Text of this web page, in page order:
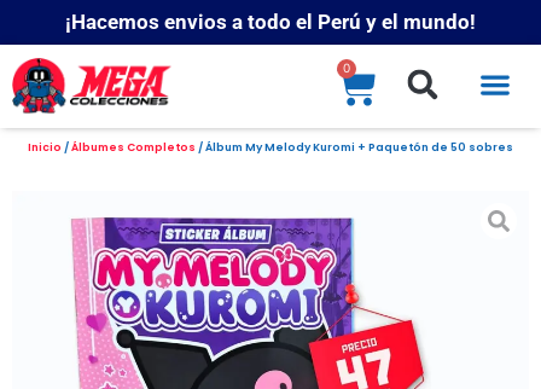
¡Hacemos envios a todo el Perú y el mundo!
0
Inicio /Álbumes Completos / Álbum My Melody Kuromi + Paquetón de 50 sobres